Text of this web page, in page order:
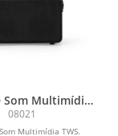
Som Multimídia
TWS
08021
Multimídia TWS.